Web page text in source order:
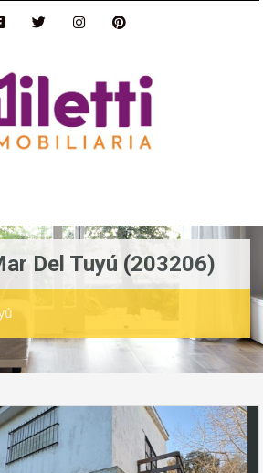
Del Tuyú (203206)